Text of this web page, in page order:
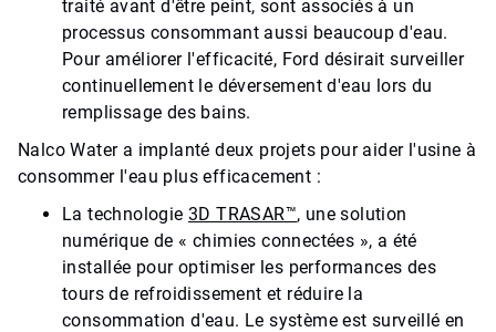
traité avant d'être peint, sont associés à un
processus consommant aussi beaucoup d'eau.
Pour améliorer l'efficacité, Ford désirait surveiller
continuellement le déversement d'eau lors du
remplissage des bains.
Nalco Water a implanté deux projets pour aider l'usine à
consommer l'eau plus efficacement :
La technologie3D TRASAR™, une solution
numérique de « chimies connectées », a été
installée pour optimiser les performances des
tours de refroidissement et réduire la
consommation d'eau. Le système est surveillé en